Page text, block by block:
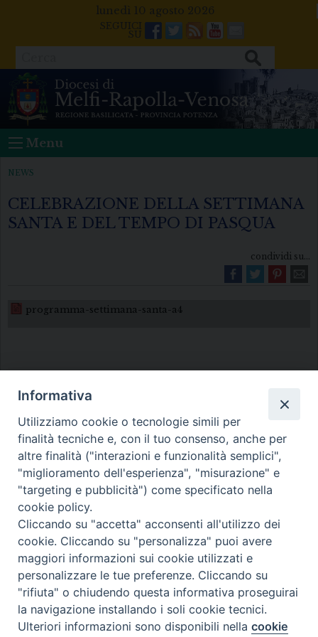
lunedì 10 agosto 2026
Facebook
Twitter
FeedsYoutube
Mail
Menu
NEWS
CELEBRAZIONE DELLA SETTIMANA
SANTA E DEL TEMPO DI PASQUA
condividi su...
programma-settimana-santa-a4
Diocesi di Melfi Rapolla Venosa
• Largo Duomo, 12 - 85025 MELFI (PZ) •
Tel. 0972238604
diocesi.melfi_rapolla_venosa@legalmail.it
Preferenze Cookie
Informativa
Utilizziamo cookie o tecnologie simili per
finalità tecniche e, con il tuo consenso, anche per
altre finalità ("interazioni e funzionalità semplici",
"miglioramento dell'esperienza", "misurazione" e
"targeting e pubblicità") come specificato nella
cookie policy.
Cliccando su "accetta" acconsenti all'utilizzo dei
cookie. Cliccando su "personalizza" puoi avere
maggiori informazioni sui cookie utilizzati e
personalizzare le tue preferenze. Cliccando su
"rifiuta" o chiudendo questa informativa proseguirai
la navigazione installando i soli cookie tecnici.
Ulteriori informazioni sono disponibili nellacookie